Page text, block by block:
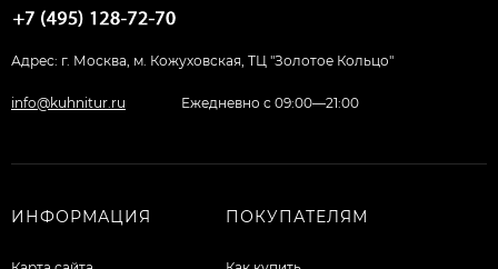
Адрес: г. Москва, м. Кожуховская, ТЦ "Золотое Кольцо"
info@kuhnitur.ru Ежедневно с 09:00—21:00
ИНФОРМАЦИЯ ПОКУПАТЕЛЯМ